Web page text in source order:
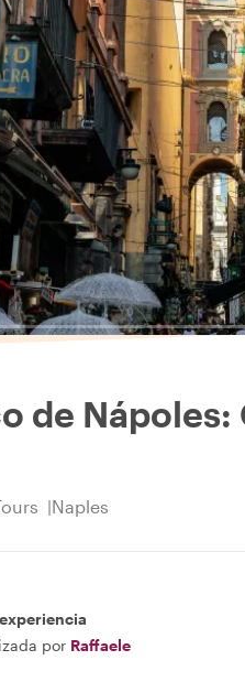
de
Naples
por Raffaele